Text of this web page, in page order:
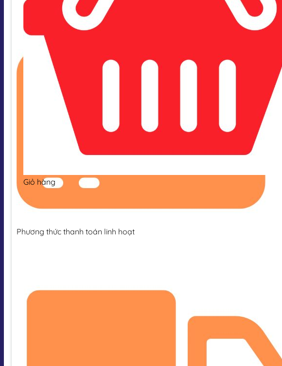
Giỏ hàng
Phương thức thanh toán linh hoạt